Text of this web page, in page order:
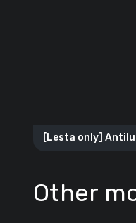
[Lesta only]
Other